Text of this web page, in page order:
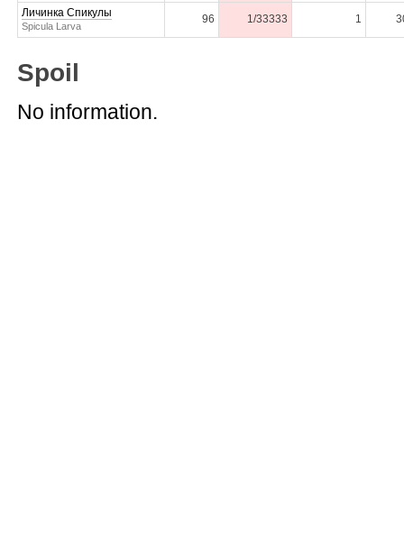
Личинка Спикулы
Spicula Larva
96 1/33333 1
Spoil
No information.